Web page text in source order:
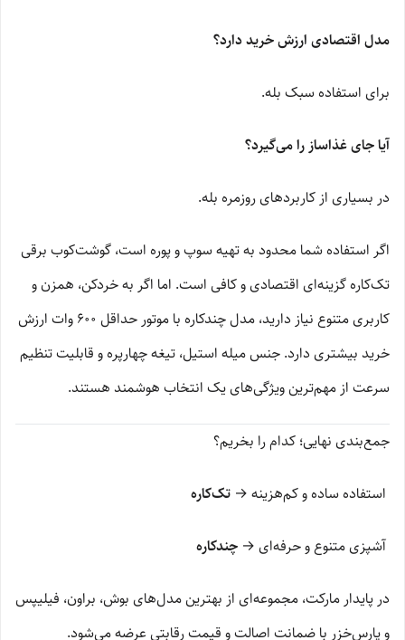
مدل اقتصادی ارزش خرید دارد؟
برای استفاده سبک بله.
آیا جای غذاساز را می‌گیرد؟
در بسیاری از کاربردهای روزمره بله.
اگر استفاده شما محدود به تهیه سوپ و پوره است، گوشت‌کوب برقی
تک‌کاره گزینه‌ای اقتصادی و کافی است. اما اگر به خردکن، همزن و
کاربری متنوع نیاز دارید، مدل چندکاره با موتور حداقل 600 وات ارزش
خرید بیشتری دارد. جنس میله استیل، تیغه چهارپره و قابلیت تنظیم
سرعت از مهم‌ترین ویژگی‌های یک انتخاب هوشمند هستند.
جمع‌بندی نهایی؛ کدام را بخریم؟
استفاده ساده و کم‌هزینه → تک‌کاره
آشپزی متنوع و حرفه‌ای → چندکاره
در پایدار مارکت، مجموعه‌ای از بهترین مدل‌های بوش، براون، فیلیپس
و پارس‌خزر با ضمانت اصالت و قیمت رقابتی عرضه می‌شود.